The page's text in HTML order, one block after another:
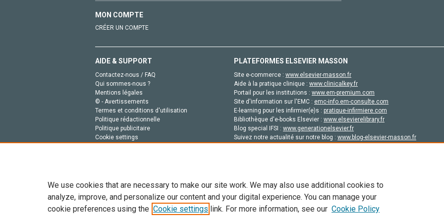
MON COMPTE
CRÉER UN COMPTE
AIDE & SUPPORT
Contactez-nous / FAQ
Qui sommes-nous ?
Mentions légales
© - Avertissements
Termes et conditions d'utilisation
Politique rédactionnelle
Politique publicitaire
Cookie settings
PLATEFORMES ELSEVIER MASSON
Site e-commerce : www.elsevier-masson.fr
Aide à la pratique clinique : www.clinicalkey.fr
Portail pour les institutions : www.em-premium.com
Site d'information sur l'EMC : emc-info.em-consulte.com
E-learning pour les infirmier(e)s : pratique-infirmiere.com
Bibliothèque d'e-books Elsevier : www.elsevierelibrary.fr
Blog special IFSI : www.generationelsevier.fr
Suivez notre actualité sur notre blog : www.blog-elsevier-masson.fr
Tout le contenu de ce site: Copyright © 2026 Elsevier, ses concédants de licence et ses contributeurs. Tout les droits sont réservés,
de données, a la formation en IA et aux technologies similaires. Pour tout contenu en libre accès, les conditions de licence
We use cookies that are necessary to make our site work. We may also use additional cookies to
analyze, improve, and personalize our content and your digital experience. You can manage your
cookie preferences using the Cookie settings link. For more information, see our Cookie Policy